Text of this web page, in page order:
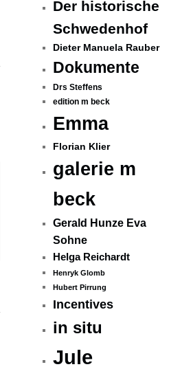
Der historische
Schwedenhof
Dieter Manuela Rauber
Dokumente
Drs Steffens
edition m beck
Emma
Florian Klier
galerie m
beck
Gerald Hunze Eva
Sohne
Helga Reichardt
Henryk Glomb
Hubert Pirrung
Incentives
in situ
Jule